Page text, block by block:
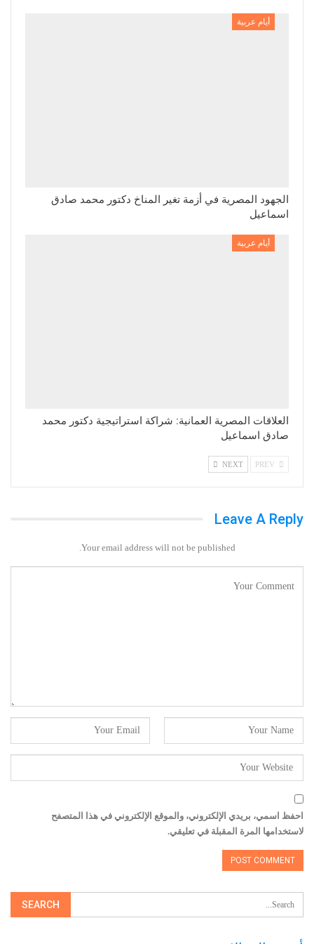
أيام عربية
الجهود المصرية في أزمة تغير المناخ دكتور محمد صادق
اسماعيل
أيام عربية
العلاقات المصرية العمانية: شراكة استراتيجية دكتور محمد
صادق اسماعيل
NEXT
Leave A Reply
Your email address will not be published.
احفظ اسمي، بريدي الإلكتروني، والموقع الإلكتروني في هذا المتصفح
لاستخدامها المرة المقبلة في تعليقي.